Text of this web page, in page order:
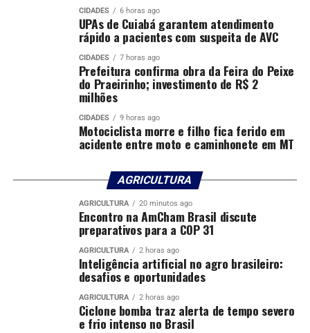
CIDADES 6 horas ago
UPAs de Cuiabá garantem atendimento
rápido a pacientes com suspeita de AVC
CIDADES 7 horas ago
Prefeitura confirma obra da Feira do Peixe
do Praeirinho; investimento de R$ 2
milhões
CIDADES 9 horas ago
Motociclista morre e filho fica ferido em
acidente entre moto e caminhonete em MT
AGRICULTURA
AGRICULTURA 20 minutos ago
Encontro na AmCham Brasil discute
preparativos para a COP 31
AGRICULTURA 2 horas ago
Inteligência artificial no agro brasileiro:
desafios e oportunidades
AGRICULTURA 2 horas ago
Ciclone bomba traz alerta de tempo severo
e frio intenso no Brasil